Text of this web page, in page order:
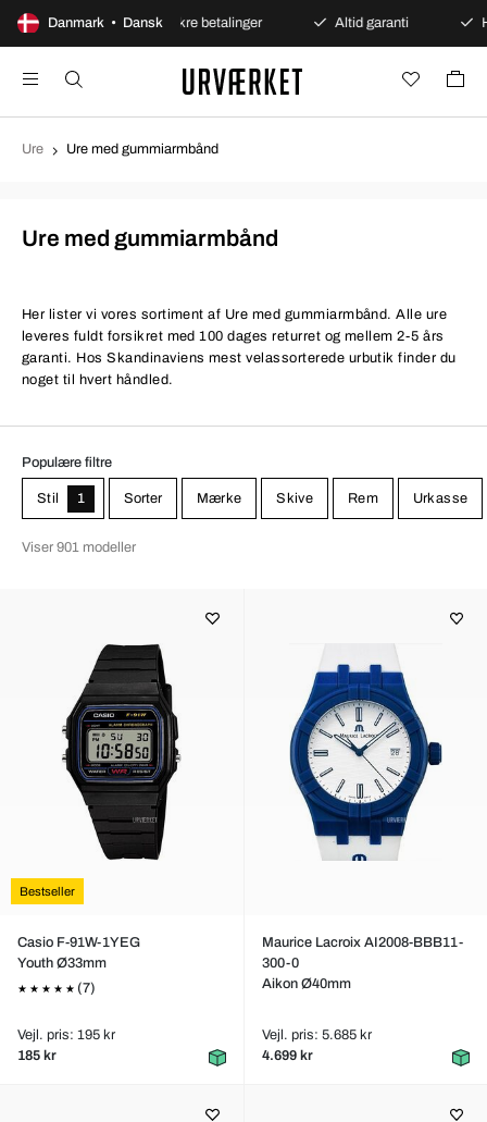
Danmark • Dansk
køb Sikre betalinger Altid garanti Hurtig
Ure Ure med gummiarmbånd
Ure med gummiarmbånd
Her lister vi vores sortiment af Ure med gummiarmbånd. Alle ure
leveres fuldt forsikret med 100 dages returret og mellem 2-5 års
garanti. Hos Skandinaviens mest velassorterede urbutik finder du
noget til hvert håndled.
Populære filtre
Sorter
Stil 1 Mærke Skive Rem Urkasse
Viser 901 modeller
Bestseller
Casio F-91W-1YEG
Youth Ø33mm
(7)
Vejl. pris: 195 kr
185 kr
Maurice Lacroix AI2008-BBB11-
300-0
Aikon Ø40mm
Vejl. pris: 5.685 kr
4.699 kr